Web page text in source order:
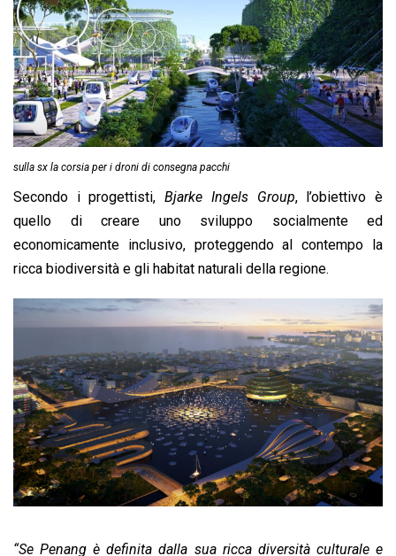
sulla sx la corsia per i droni di consegna pacchi
Secondo i progettisti,Bjarke Ingels Group, l’obiettivo è
quello di creare uno sviluppo socialmente ed
economicamente inclusivo, proteggendo al contempo la
ricca biodiversità e gli habitat naturali della regione.
“Se Penang è definita dalla sua ricca diversità culturale e